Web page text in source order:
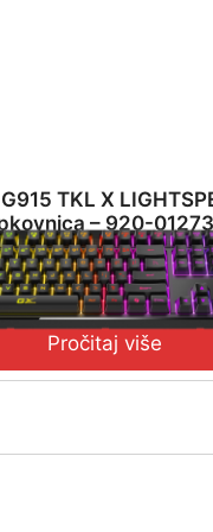
TKL X
– 920-
272,12€ 244,90€
Pročitaj više